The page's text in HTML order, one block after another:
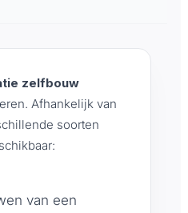
zelfbouw
Afhankelijk van
soorten
van een